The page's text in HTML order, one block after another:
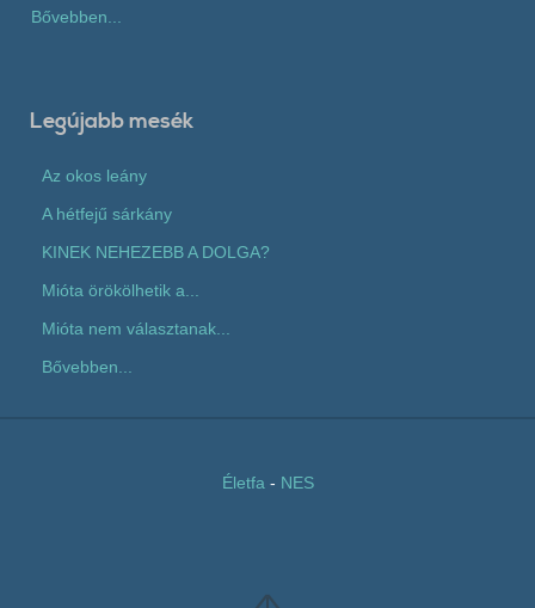
Bővebben...
Legújabb mesék
Az okos leány
A hétfejű sárkány
KINEK NEHEZEBB A DOLGA?
Mióta örökölhetik a...
Mióta nem választanak...
Bővebben...
Életfa - NES